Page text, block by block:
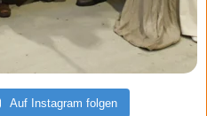
Auf Instagram folgen